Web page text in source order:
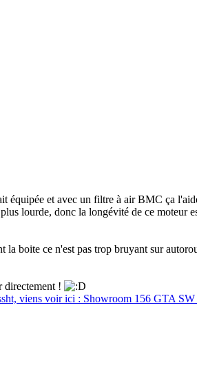
équipée et avec un filtre à air BMC ça
lourde, donc la longévité de ce moteur
la boite ce n'est pas trop bruyant sur
directement !
viens voir ici : Showroom 156 GTA SW